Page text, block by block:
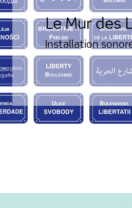
Le Mur des
Installation